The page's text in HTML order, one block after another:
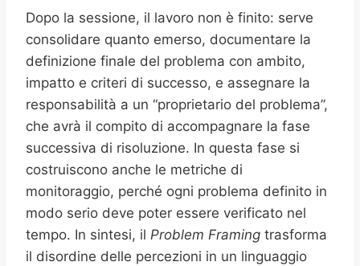
Dopo la sessione, il lavoro non è finito: serve
consolidare quanto emerso, documentare la
definizione finale del problema con ambito,
impatto e criteri di successo, e assegnare la
responsabilità a un “proprietario del problema”,
che avrà il compito di accompagnare la fase
successiva di risoluzione. In questa fase si
costruiscono anche le metriche di
monitoraggio, perché ogni problema definito in
modo serio deve poter essere verificato nel
tempo. In sintesi, il Problem Framing trasforma
il disordine delle percezioni in un linguaggio